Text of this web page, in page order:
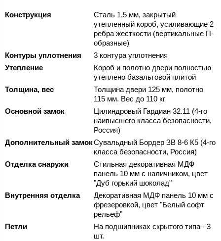
Конструкция
Сталь 1,5 мм, закрытый
утепленный короб, усиливающие 2
ребра жесткости (вертикальные П-
образные)
Контуры уплотнения
3 контура уплотнения
Утепление
Короб и полотно двери полностью
утеплено базальтовой плитой
Толщина, вес
Толщина двери 125 мм, полотно
115 мм. Вес до 110 кг
Основной замок
Цилиндровый Гардиан 32.11 (4-го
наивысшего класса безопасности,
Россия)
Дополнительный замокСувальдный Бордер ЗВ 8-6 К5 (4-го
класса безопасности, Россия)
Отделка снаружи
Стильная декоративная МДФ
панель 10 мм с наличником, цвет
"Дуб горький шоколад"
Внутренняя отделка
Декоративная МДФ панель 10 мм с
фрезеровкой, цвет "Белый софт
рельеф"
Петли
На подшипниках скрытого типа - 3
шт.